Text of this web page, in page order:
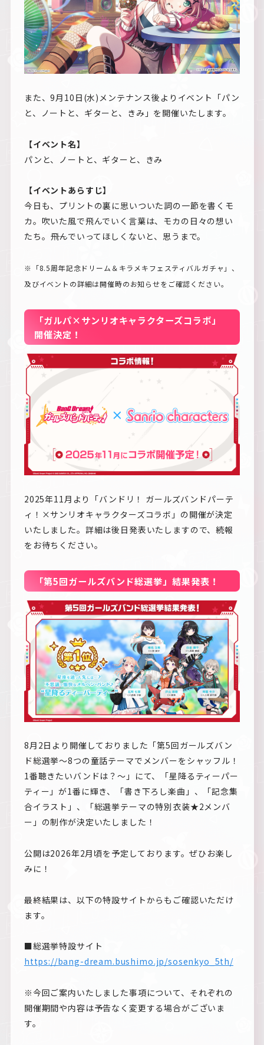
また、9月10日(水)メンテナンス後よりイベント「パン
と、ノートと、ギターと、きみ」を開催いたします。
【イベント名】
パンと、ノートと、ギターと、きみ
【イベントあらすじ】
今日も、プリントの裏に思いついた詞の一節を書くモ
カ。吹いた風で飛んでいく言葉は、モカの日々の想い
たち。――飛んでいってほしくないと、思うまで。
※「8.5周年記念ドリーム＆キラメキフェスティバルガチャ」、
及びイベントの詳細は開催時のお知らせをご確認ください。
「ガルパ×サンリオキャラクターズコラボ」
開催決定！
2025年11月より「バンドリ！ ガールズバンドパーテ
ィ！×サンリオキャラクターズコラボ」の開催が決定
いたしました。詳細は後日発表いたしますので、続報
をお待ちください。
「第5回ガールズバンド総選挙」結果発表！
8月2日より開催しておりました「第5回ガールズバン
ド総選挙〜8つの童話テーマでメンバーをシャッフル！
1番聴きたいバンドは？〜」にて、「星降るティーパー
ティー」が1番に輝き、「書き下ろし楽曲」、「記念集
合イラスト」、「総選挙テーマの特別衣装★2メンバ
ー」の制作が決定いたしました！
公開は2026年2月頃を予定しております。ぜひお楽し
みに！
最終結果は、以下の特設サイトからもご確認いただけ
ます。
■総選挙特設サイト
https://bang-dream.bushimo.jp/sosenkyo_5th/
※今回ご案内いたしました事項について、それぞれの
開催期間や内容は予告なく変更する場合がございま
す。